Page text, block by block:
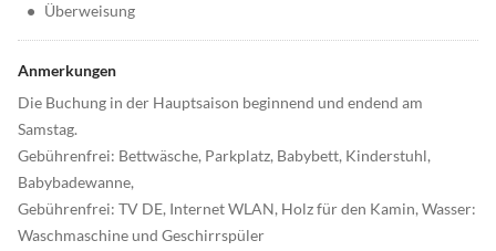
• Überweisung
Anmerkungen
Die Buchung in der Hauptsaison beginnend und endend am
Samstag.
Gebührenfrei: Bettwäsche, Parkplatz, Babybett, Kinderstuhl,
Babybadewanne,
Gebührenfrei: TV DE, Internet WLAN, Holz für den Kamin, Wasser:
Waschmaschine und Geschirrspüler